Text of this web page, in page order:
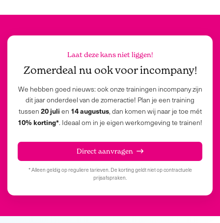
Laat deze kans niet liggen!
Zomerdeal nu ook voorincompany!
We hebben goed nieuws: ook onze trainingen incompany zijn
dit jaar onderdeel van de zomeractie! Plan je een training
tussen 20 juli en 14 augustus, dan komen wij naar je toe mét
10% korting*. Ideaal om in je eigen werkomgeving te trainen!
Direct aanvragen
* Alleen geldig op reguliere tarieven. De korting geldt niet op contractuele
prijsafspraken.